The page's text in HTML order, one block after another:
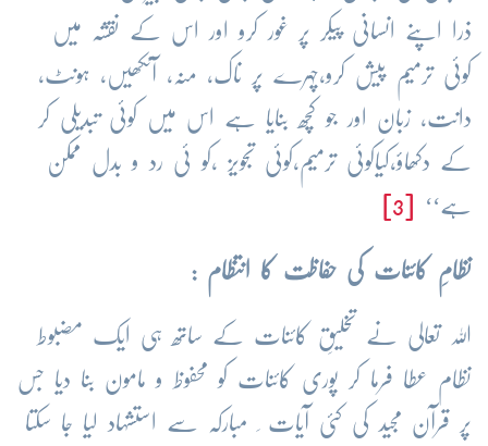
ذرا اپنے انسانی پیکر پر غور کرو اور اس کے نقشہ میں
کوئی ترمیم پیش کرو،چہرے پر ناک، منہ، آنکھیں، ہونٹ،
دانت، زبان اور جو کچھ بنایا ہے اس میں کوئی تبدیلی کر
کے دکھاؤ،کیاکوئی ترمیم،کوئی تجویز ،کو ئی رد و بدل ممکن
ہے‘‘
نظامِ کائنات کی حفاظت کا انتظام :
اللہ تعالی نے تخلیقِ کائنات کے ساتھ ہی ایک مضبوط
نظام عطا فرما کر پوری کائنات کو محفوظ و مامون بنا دیا جس
پر قرآن مجید کی کئی آیات ِ مبارکہ سے استشہاد لیا جا سکتا